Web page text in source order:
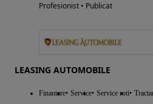
Profesionist • Publicat
LEASING AUTOMOBILE
Finantare Service Service roti